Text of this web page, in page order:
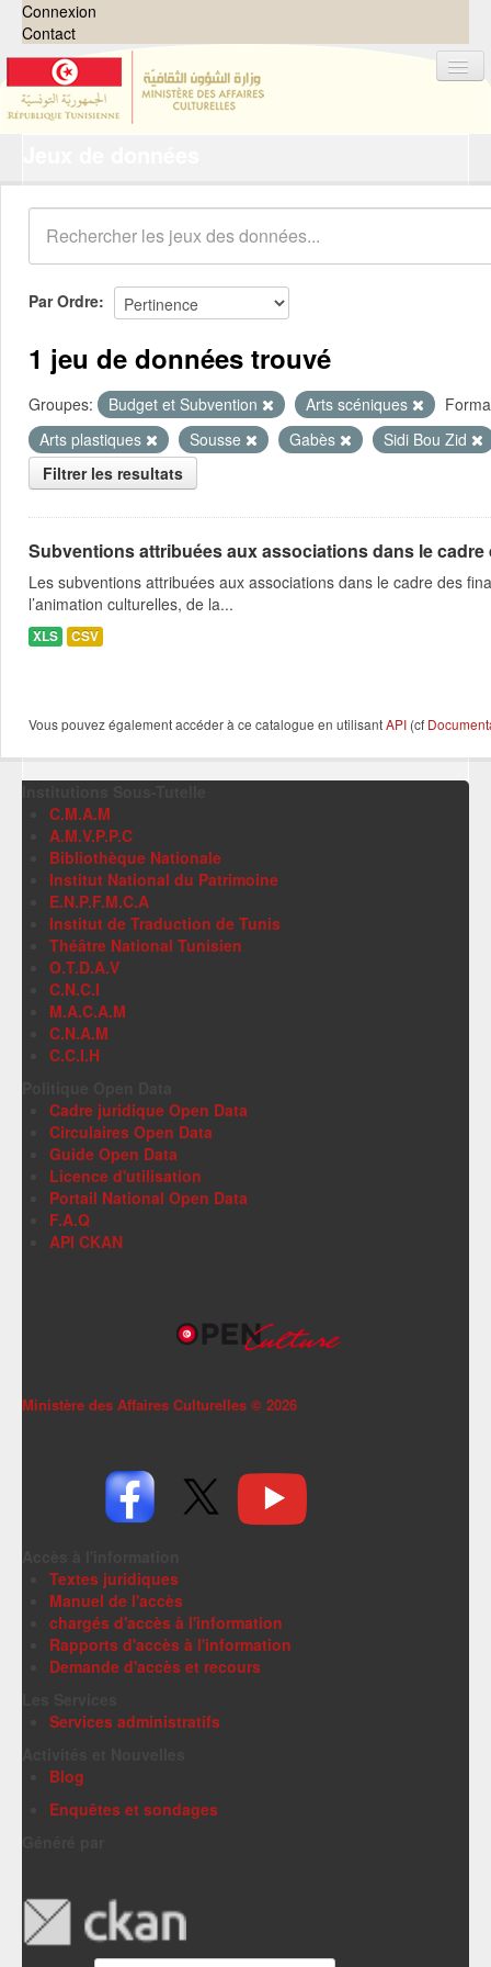
Connexion
Contact
Organisations
Groupes
Demandes 0
À propos
Par Ordre
1 jeu de données trouvé
Groupes: Budget et Subvention Arts scéniques
Arts plastiques
Sousse Gabès
Sidi Bou Zid
Filtrer les resultats
Subventions attribuées aux associations dans le
Les subventions attribuées aux associations dans le cadre des
l’animation culturelles, de la...
XLS CSV
Vous pouvez également accéder à ce catalogue en utilisantAPI (cf
C.M.A.M
A.M.V.P.P.C
Bibliothèque Nationale
Institut National du Patrimoine
E.N.P.F.M.C.A
Institut de Traduction de Tunis
Théâtre National Tunisien
O.T.D.A.V
C.N.C.I
M.A.C.A.M
C.N.A.M
C.C.I.H
Cadre juridique Open Data
Circulaires Open Data
Guide Open Data
Licence d'utilisation
Portail National Open Data
F.A.Q
API CKAN
Ministère des Affaires Culturelles © 2026
Textes juridiques
Manuel de l'accès
chargés d'accès à l'information
Rapports d'accès à l'information
Demande d'accès et recours
Services administratifs
Blog
Enquêtes et sondages